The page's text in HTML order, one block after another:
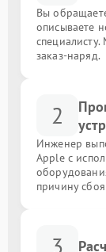
Вы
описываете
заказ-наряд.
2
Инженер
Apple с
причину
3